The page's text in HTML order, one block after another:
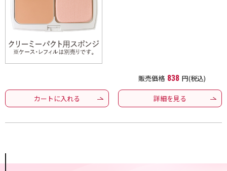
販売価格 838 円(税込)
カートに入れる 詳細を見る